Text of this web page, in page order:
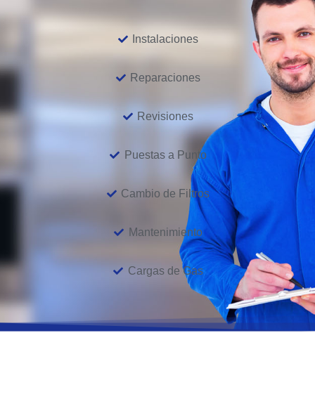
Instalaciones
Reparaciones
Revisiones
Puestas a Punto
Cambio de Filtros
Mantenimiento
Cargas de Gas